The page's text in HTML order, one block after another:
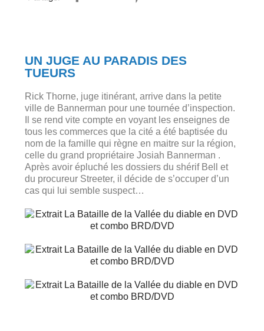
UN JUGE AU PARADIS DES
TUEURS
Rick Thorne, juge itinérant, arrive dans la petite
ville de Bannerman pour une tournée d’inspection.
Il se rend vite compte en voyant les enseignes de
tous les commerces que la cité a été baptisée du
nom de la famille qui règne en maitre sur la région,
celle du grand propriétaire Josiah Bannerman .
Après avoir épluché les dossiers du shérif Bell et
du procureur Streeter, il décide de s’occuper d’un
cas qui lui semble suspect…